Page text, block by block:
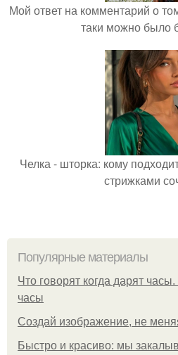
Мой ответ на комментарий о
таки можно было
Челка - шторка: кому
стрижками
Популярные материалы
Что говорят когда дарят
часы
Создай изображение, не
Быстро и красиво: мы